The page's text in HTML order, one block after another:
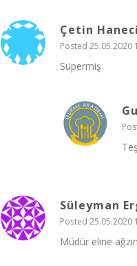
Çetin
Posted 25.05.2020
Süpermiş
Süleyman
Posted 25.05.2020
Müdür eline